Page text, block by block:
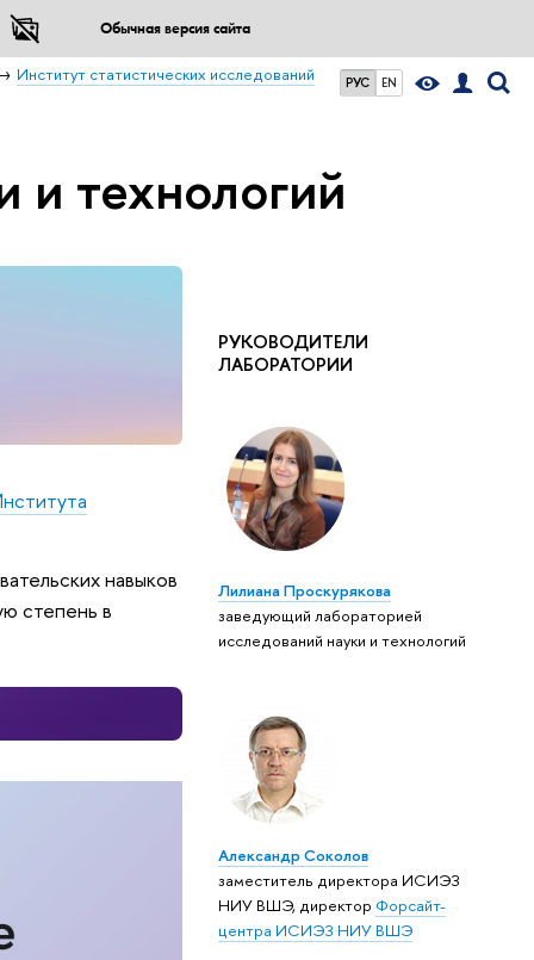
Обычная версия сайта
РУС EN
Институт статистических исследований
и технологий
РУКОВОДИТЕЛИ
ЛАБОРАТОРИИ
Лилиана Проскурякова
заведующий лабораторией
исследований науки и технологий
Александр Соколов
заместитель директора ИСИЭЗ
НИУ ВШЭ, директор Форсайт-
центра ИСИЭЗ НИУ ВШЭ
навыков
степень в